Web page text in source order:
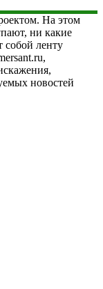
На этом
ни какие
собой ленту
новостей